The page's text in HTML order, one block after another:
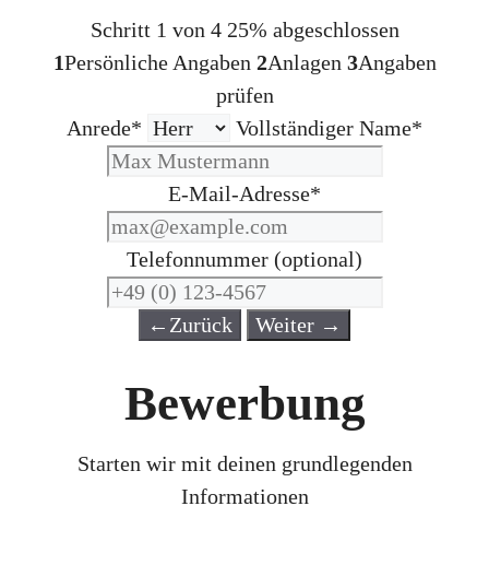
Schritt 1 von 4 25% abgeschlossen
1Persönliche Angaben 2Anlagen 3Angaben
prüfen
Anrede*
Vollständiger Name*
E-Mail-Adresse*
Telefonnummer (optional)
← Zurück Weiter →
Bewerbung
Starten wir mit deinen grundlegenden
Informationen